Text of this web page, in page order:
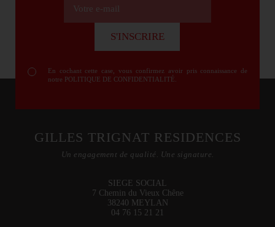
Votre e-mail
S'INSCRIRE
S'INSCRIRE
En cochant cette case, vous confirmez avoir pris connaissance de
notre POLITIQUE DE CONFIDENTIALITÉ
GILLES TRIGNAT RESIDENCES
Un engagement de qualité. Une signature.
SIEGE SOCIAL
7 Chemin du Vieux Chêne
38240 MEYLAN
04 76 15 21 21